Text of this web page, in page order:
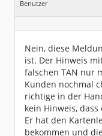
14:04:36
HBCI: 0010 -
HBCI: 0020 -
nsabgleich
14:04:36
HBCI: 0030 -
N
14:04:36
Dialog wurde
ültig zu sein
14:05:34
Verwende
14:05:34
TLS: SSL-
Benutzer
Geschlecht:
keine
Dabei seit:
04 / 2012
Nein, diese
ist. Der Hinweis
falschen TAN nur
Kunden nochmal
richtige in der
kein Hinweis,
Er hat den
bekommen und